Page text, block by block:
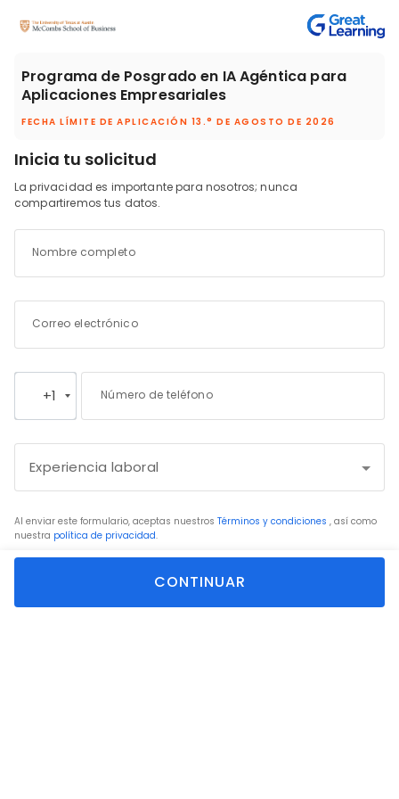
Programa de Posgrado en IA Agéntica para
Aplicaciones Empresariales
FECHA LÍMITE DE APLICACIÓN 13.° DE AGOSTO DE 2026
Inicia tu solicitud
La privacidad es importante para nosotros; nunca
compartiremos tus datos.
Nombre completo
Correo electrónico
+1
+1 Número de teléfono
Al enviar este formulario, aceptas nuestros Términos y condiciones , así como
nuestra política de privacidad.
CONTINUAR